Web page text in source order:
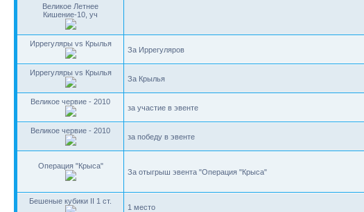
Великое Летнее
Кишение-10, уч
Иррегуляры vs Крылья
За Иррегуляров
Иррегуляры vs Крылья
За Крылья
Великое червие - 2010
за участие в эвенте
Великое червие - 2010
за победу в эвенте
Операция "Крыса"
За отыгрыш эвента "Операция "Крыса"
Бешеные кубики II 1 ст.
1 место